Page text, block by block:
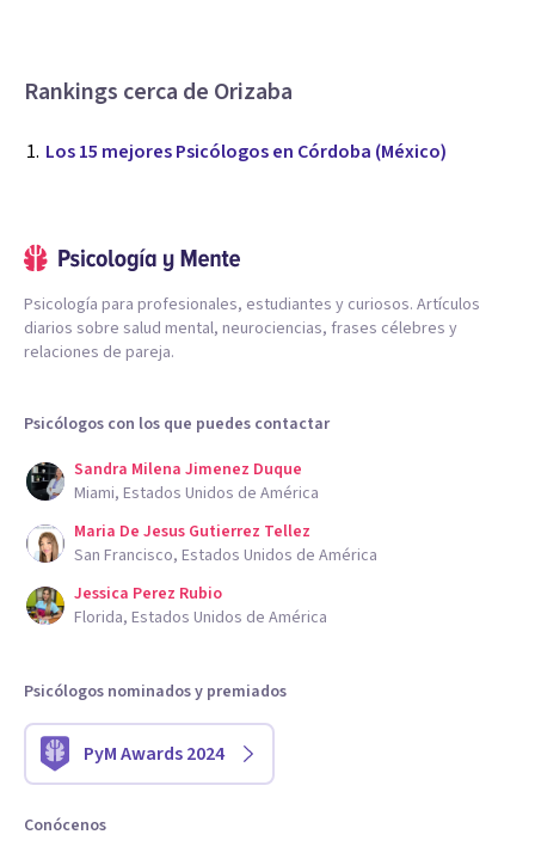
Rankings cerca de Orizaba
Los 15 mejores Psicólogos en Córdoba (México)
Psicología para profesionales, estudiantes y curiosos. Artículos
diarios sobre salud mental, neurociencias, frases célebres y
relaciones de pareja.
Psicólogos con los que puedes contactar
Sandra Milena Jimenez Duque
Miami, Estados Unidos de América
Maria De Jesus Gutierrez Tellez
San Francisco, Estados Unidos de América
Jessica Perez Rubio
Florida, Estados Unidos de América
Psicólogos nominados y premiados
PyM Awards 2024
Conócenos